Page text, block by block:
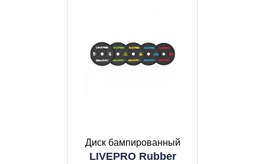
Диск бампированный
LIVEPRO Rubber